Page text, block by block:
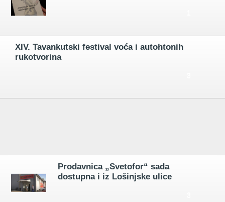
XIV. Tavankutski festival voća i autohtonih
rukotvorina
Prodavnica „Svetofor“ sada
dostupna i iz Lošinjske ulice